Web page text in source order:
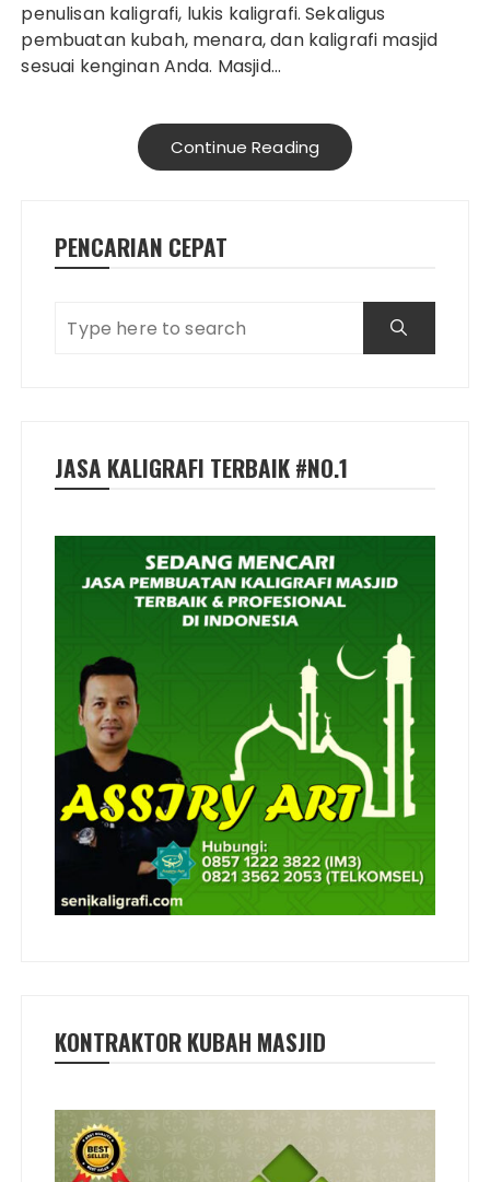
penulisan kaligrafi, lukis kaligrafi. Sekaligus
pembuatan kubah, menara, dan kaligrafi masjid
sesuai kenginan Anda. Masjid…
Continue Reading
PENCARIAN CEPAT
JASA KALIGRAFI TERBAIK #NO.1
KONTRAKTOR KUBAH MASJID